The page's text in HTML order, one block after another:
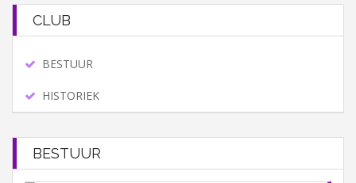
CLUB
BESTUUR
HISTORIEK
BESTUUR